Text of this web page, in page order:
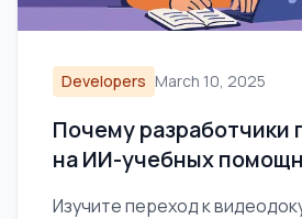
Developers March 10, 2025
Почему разработчики
на ИИ-учебных
Изучите переход к